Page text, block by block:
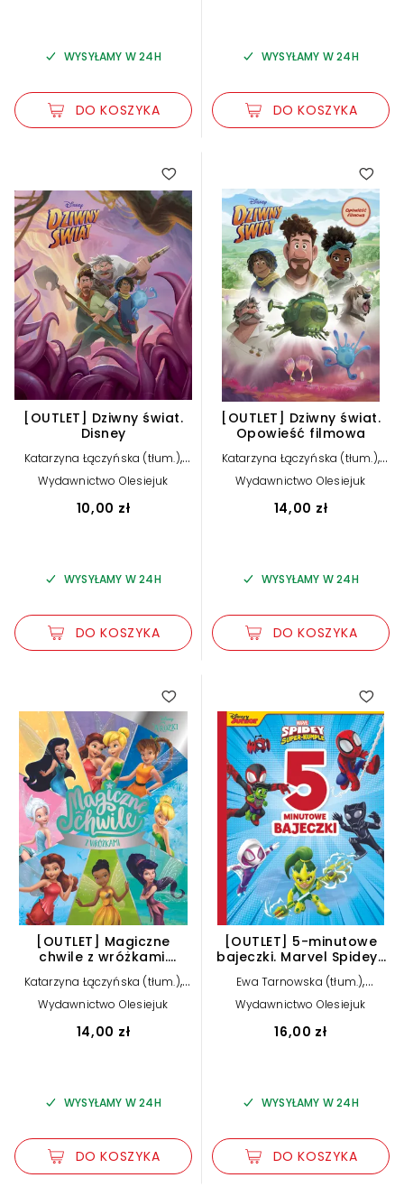
WYSYŁAMY W 24H
DO KOSZYKA
WYSYŁAMY W 24H
DO KOSZYKA
[OUTLET] Dziwny świat.
Disney
Katarzyna Łączyńska (tłum.),
Suzanne Francis
Wydawnictwo Olesiejuk
10,00 zł
WYSYŁAMY W 24H
DO KOSZYKA
[OUTLET] Dziwny świat.
Opowieść filmowa
Katarzyna Łączyńska (tłum.),
Suzanne Francis
Wydawnictwo Olesiejuk
14,00 zł
WYSYŁAMY W 24H
DO KOSZYKA
[OUTLET] Magiczne
chwile z wróżkami.
Katarzyna Łączyńska (tłum.),
praca zbiorowa
Wydawnictwo Olesiejuk
14,00 zł
WYSYŁAMY W 24H
DO KOSZYKA
[OUTLET] 5-minutowe
bajeczki. Marvel Spidey i
Super-kumple
Ewa Tarnowska (tłum.),
Katarzyna Łączyńska (tłum.)
Steve Behling
Wydawnictwo Olesiejuk
16,00 zł
WYSYŁAMY W 24H
DO KOSZYKA